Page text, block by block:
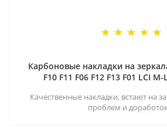
Карбоновые накладки на
F10 F11 F06 F12 F13 F01 LCI
Качественные накладки, встают на
проблем и